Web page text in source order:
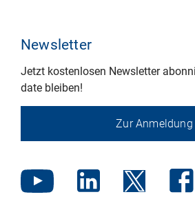
Newsletter
Jetzt kostenlosen Newsletter
date bleiben!
Zur Anmeldung